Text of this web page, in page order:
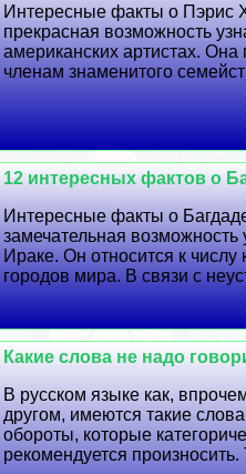
Интересные факты о Пэрис
прекрасная возможность
американских артистах. Она
члeнам знаменитого
12 интересных фактов о
Интересные факты о
замечательная возможность
Иpaке. Он относится к числу
городов мира. В связи с
Какие слова не надо
В русском языке как,
другом, имеются такие
обороты, которые
рекомендуется